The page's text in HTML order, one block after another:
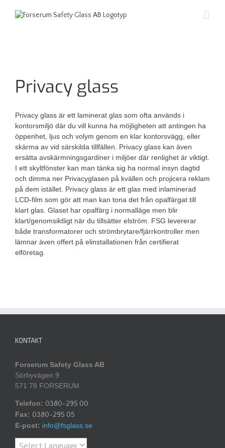
Privacy glass
Privacy glass är ett laminerat glas som ofta används i
kontorsmiljö där du vill kunna ha möjligheten att antingen ha
öppenhet, ljus och volym genom en klar kontorsvägg, eller
skärma av vid särskilda tillfällen. Privacy glass kan även
ersätta avskärmningsgardiner i miljöer där renlighet är viktigt.
I ett skyltfönster kan man tänka sig ha normal insyn dagtid
och dimma ner Privacyglasen på kvällen och projicera reklam
på dem istället. Privacy glass är ett glas med inlaminerad
LCD-film som gör att man kan tona det från opalfärgat till
klart glas. Glaset har opalfärg i normalläge men blir
klart/genomsiktligt när du tillsätter elström. FSG levererar
både transformatorer och strömbrytare/fjärrkontroller men
lämnar även offert på elinstallationen från certifierat
elföretag.
KONTAKT
Forserum Safety Glass AB
Sörbyvägen 9
571 78 FORSERUM
Telefon: 0380-295 00
Fax: 0380-295 05
E-post: info@fsglass.se